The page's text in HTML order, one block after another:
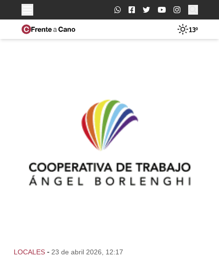
Buscar:
13º
LOCALES - 23 de abril 2026, 12:17